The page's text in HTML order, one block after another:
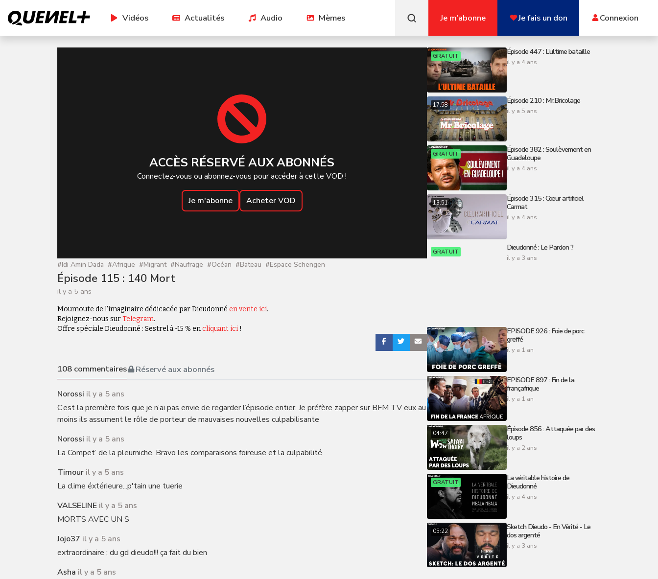
Vidéos Actualités Audio Mèmes Je m'abonne Je fais un don Connexion
ACCÈS RÉSERVÉ AUX ABONNÉS
Connectez-vous ou abonnez-vous pour accéder à cette VOD !
Je m'abonne Acheter VOD
#Idi Amin Dada #Afrique #Migrant #Naufrage #Océan #Bateau #Espace Schengen
Épisode 115 : 140 Mort
il y a 5 ans
Moumoute de l'imaginaire dédicacée par Dieudonné en vente ici.
Rejoignez-nous surTelegram.
Offre spéciale Dieudonné : Sestrel à -15 % encliquant ici !
108 commentaires Réservé aux abonnés
Norossi il y a 5 ans
C’est la première fois que je n’ai pas envie de regarder l’épisode entier. Je préfère zapper sur BFM TV eux au
moins ils assument le rôle de porteur de mauvaises nouvelles culpabilisante
Norossi il y a 5 ans
La Compet’ de la pleurniche. Bravo les comparaisons foireuse et la culpabilité
Timour il y a 5 ans
La clime éxtérieure...p'tain une tuerie
VALSELINE il y a 5 ans
MORTS AVEC UN S
Jojo37 il y a 5 ans
extraordinaire ; du gd dieudo!!! ça fait du bien
Asha il y a 5 ans
GRATUIT Épisode 447 : L’ultime bataille
il y a 4 ans
17:58 Épisode 210 : Mr.Bricolage
il y a 5 ans
GRATUIT
Épisode 382 : Soulèvement en
Guadeloupe
il y a 4 ans
13:51
Épisode 315 : Cœur artificiel
Carmat
il y a 4 ans
GRATUIT Dieudonné : Le Pardon ?
il y a 3 ans
EPISODE 926 : Foie de porc
greffé
il y a 1 an
EPISODE 897 : Fin de la
françafrique
il y a 1 an
04:47
Épisode 856 : Attaquée par des
loups
il y a 2 ans
GRATUIT
La véritable histoire de
Dieudonné
il y a 4 ans
05:22
Sketch Dieudo - En Vérité - Le
dos argenté
il y a 3 ans